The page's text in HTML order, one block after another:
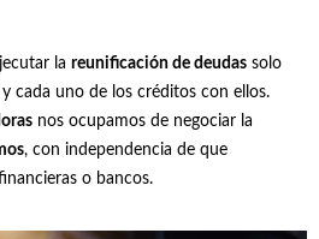
la reunificación de deudas solo
cada uno de los créditos con ellos.
nos ocupamos de negociar la
, con independencia de que
o bancos.